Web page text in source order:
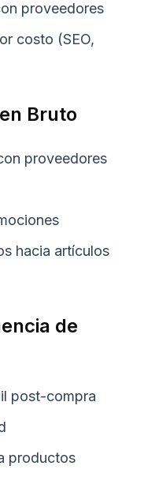
proveedores
costo (SEO,
Bruto
proveedores
hacia artículos
de
post-compra
productos